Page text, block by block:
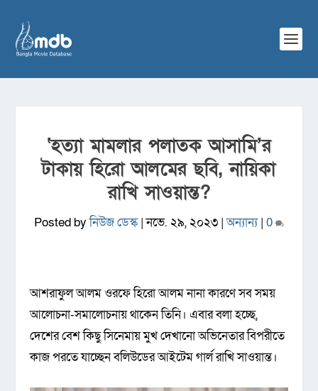
‘হত্যা মামলার পলাতক আসামি’র
টাকায় হিরো আলমের ছবি, নায়িকা
রাখি সাওয়ান্ত?
Posted byনিউজ ডেস্ক|নভে. ২৯, ২০২৩ |অন্যান্য| 0
আশরাফুল আলম ওরফে হিরো আলম নানা কারণে সব সময়
আলোচনা-সমালোচনায় থাকেন তিনি। এবার বলা হচ্ছে,
দেশের বেশ কিছু সিনেমায় মুখ দেখানো অভিনেতার বিপরীতে
কাজ পরতে যাচ্ছেন বলিউডের আইটেম গার্ল রাখি সাওয়ান্ত।